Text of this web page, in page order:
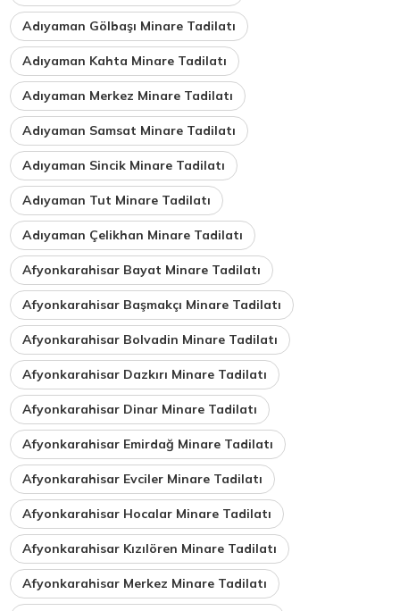
Adıyaman Gölbaşı Minare Tadilatı
Adıyaman Kahta Minare Tadilatı
Adıyaman Merkez Minare Tadilatı
Adıyaman Samsat Minare Tadilatı
Adıyaman Sincik Minare Tadilatı
Adıyaman Tut Minare Tadilatı
Adıyaman Çelikhan Minare Tadilatı
Afyonkarahisar Bayat Minare Tadilatı
Afyonkarahisar Başmakçı Minare Tadilatı
Afyonkarahisar Bolvadin Minare Tadilatı
Afyonkarahisar Dazkırı Minare Tadilatı
Afyonkarahisar Dinar Minare Tadilatı
Afyonkarahisar Emirdağ Minare Tadilatı
Afyonkarahisar Evciler Minare Tadilatı
Afyonkarahisar Hocalar Minare Tadilatı
Afyonkarahisar Kızılören Minare Tadilatı
Afyonkarahisar Merkez Minare Tadilatı